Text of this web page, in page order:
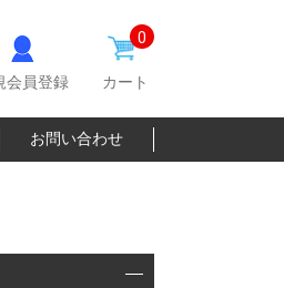
会員登録
0
カート
お問い合わせ